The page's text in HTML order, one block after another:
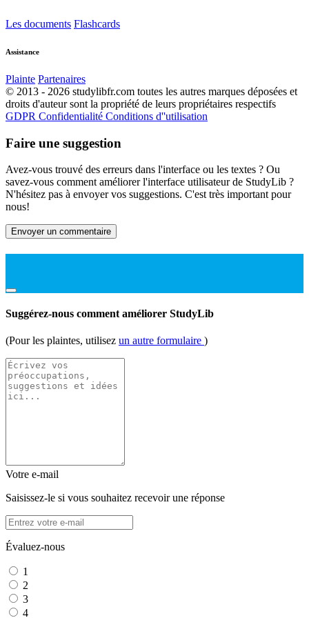
Les documents Flashcards
Assistance
Plainte Partenaires
© 2013 - 2026 studylibfr.com toutes les autres marques déposées et
droits d'auteur sont la propriété de leurs propriétaires respectifs
GDPR Confidentialité Conditions d''utilisation
Faire une suggestion
Avez-vous trouvé des erreurs dans l'interface ou les textes ? Ou
savez-vous comment améliorer l'interface utilisateur de StudyLib ?
N'hésitez pas à envoyer vos suggestions. C'est très important pour
nous!
Envoyer un commentaire
Suggérez-nous comment améliorer StudyLib
(Pour les plaintes, utilisez un autre formulaire )
Votre e-mail
Saisissez-le si vous souhaitez recevoir une réponse
Évaluez-nous
1
2
3
4